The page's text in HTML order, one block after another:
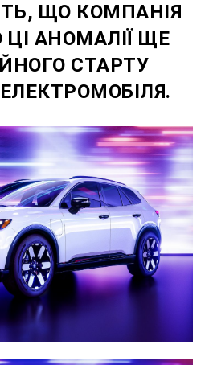
ЩО КОМПАНІЯ
АНОМАЛІЇ ЩЕ
СТАРТУ